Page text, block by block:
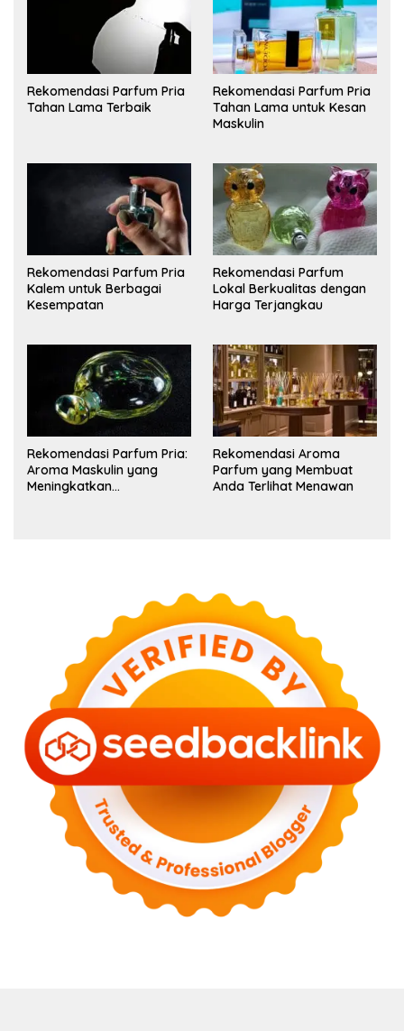
Rekomendasi Parfum Pria
Tahan Lama Terbaik
Rekomendasi Parfum Pria
Tahan Lama untuk Kesan
Maskulin
Rekomendasi Parfum Pria
Kalem untuk Berbagai
Kesempatan
Rekomendasi Parfum
Lokal Berkualitas dengan
Harga Terjangkau
Rekomendasi Parfum Pria:
Aroma Maskulin yang
Meningkatkan
Rekomendasi Aroma
Parfum yang Membuat
Anda Terlihat Menawan